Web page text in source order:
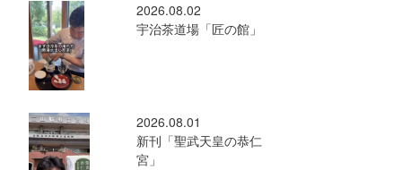
2026.08.02
宇治茶道場「匠の館」
2026.08.01
新刊「聖武天皇の恭仁
宮」